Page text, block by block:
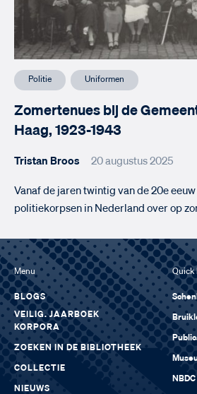
Politie Uniformen
Zomertenues bij de
Haag, 1923-1943
Tristan Broos 20 augustus 2025
Vanaf de jaren twintig van de 20e
politiekorpsen in Nederland over op
Menu
BLOGS
VEILIG. JAARBOEK
KORPORA
ZOEKEN IN DE BIBLIOTHEEK
COLLECTIE
NIEUWS
Quick
NBDC